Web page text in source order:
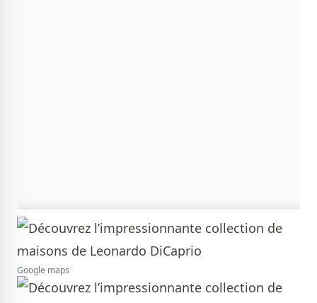
Google maps